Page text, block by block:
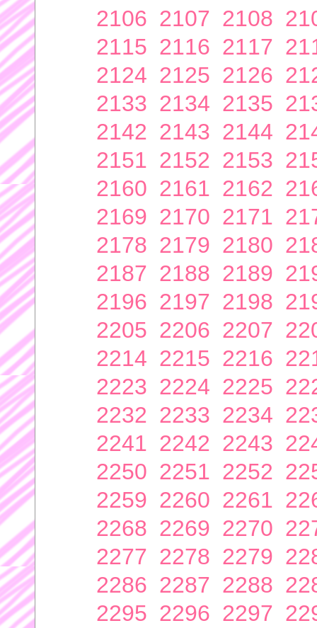
2106 2107 2108
2115 2116 2117
2124 2125 2126
2133 2134 2135
2142 2143 2144
2151 2152 2153
2160 2161 2162
2169 2170 2171
2178 2179 2180
2187 2188 2189
2196 2197 2198
2205 2206 2207
2214 2215 2216
2223 2224 2225
2232 2233 2234
2241 2242 2243
2250 2251 2252
2259 2260 2261
2268 2269 2270
2277 2278 2279
2286 2287 2288
2295 2296 2297